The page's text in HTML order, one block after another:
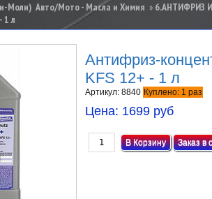
Моли) Авто/Мото - Масла и Химия » 6.АНТИФРИЗ
1 л
Антифриз-
KFS 12+ - 1 л
Артикул: 8840 Куплено: 1 раз
Цена: 1699 руб
Заказ в